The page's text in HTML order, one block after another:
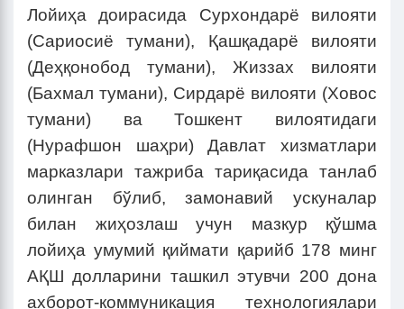
Лойиҳа доирасида Сурхондарё вилояти
(Сариосиё тумани), Қашқадарё вилояти
(Деҳқонобод тумани), Жиззах вилояти
(Бахмал тумани), Сирдарё вилояти (Ховос
тумани) ва Тошкент вилоятидаги
(Нурафшон шаҳри) Давлат хизматлари
марказлари тажриба тариқасида танлаб
олинган бўлиб, замонавий ускуналар
билан жиҳозлаш учун мазкур қўшма
лойиҳа умумий қиймати қарийб 178 минг
АҚШ долларини ташкил этувчи 200 дона
ахборот-коммуникация технологиялари